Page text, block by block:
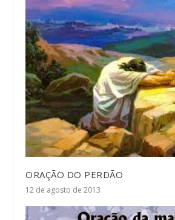
ORAÇÃO DO PERDÃO
12 de agosto de 2013